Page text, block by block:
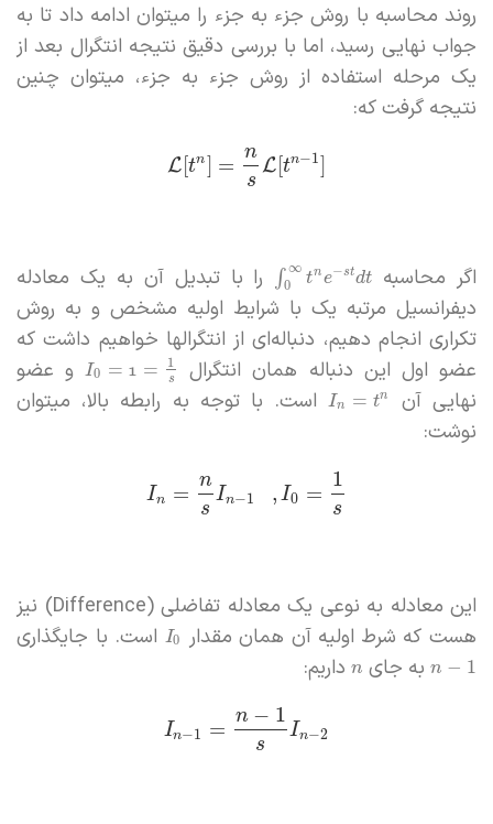
روند محاسبه با روش جزء به جزء را میتوان ادامه داد تا به
جواب نهایی رسید، اما با بررسی دقیق نتیجه انتگرال بعد از
یک مرحله استفاده از روش جزء به جزء، میتوان چنین
نتیجه گرفت که:
L[tn] =
n
s
L[tn−1]
اگر محاسبه ∫ ∞
0
tne−stdt
را با تبدیل آن به یک معادله
دیفرانسیل مرتبه یک با شرایط اولیه مشخص و به روش
تکراری انجام دهیم، دنباله‌ای از انتگرالها خواهیم داشت که
عضو اول این دنباله همان انتگرال
I0 = 1 = 1
s
و عضو
نهایی آن
In = tn
است. با توجه به رابطه بالا، میتوان
نوشت:
In =
n
s
In−1 , I0 =
1
s
این معادله به نوعی یک معادله تفاضلی (Difference) نیز
هست که شرط اولیه آن همان مقدار
I0 است. با جایگذاری
n − 1 به جای n داریم:
In−1 =
n − 1
s
In−2